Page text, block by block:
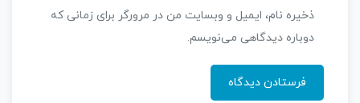
ذخیره نام، ایمیل و وبسایت من در مرورگر برای زمانی که
دوباره دیدگاهی می‌نویسم.